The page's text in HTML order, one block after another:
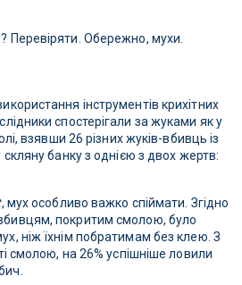
Перевіряти. Обережно, мухи.
інструментів крихітних
спостерігали за жуками як у
взявши 26 різних жуків-вбивць із
скляну банку з однією з двох жертв:
, мух особливо важко спіймати. Згідно
покритим смолою, було
ніж їхнім побратимам без клею. З
смолою, на 26% успішніше ловили